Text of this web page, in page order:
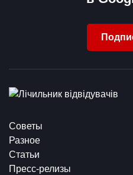
Советы
Разное
Статьи
Пресс-релизы